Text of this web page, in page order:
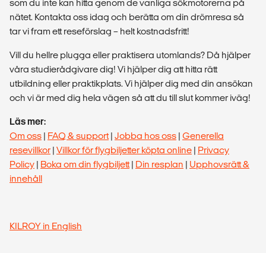
som du inte kan hitta genom de vanliga sökmotorerna på
nätet. Kontakta oss idag och berätta om din drömresa så
tar vi fram ett reseförslag – helt kostnadsfritt!
Vill du hellre plugga eller praktisera utomlands? Då hjälper
våra studierådgivare dig! Vi hjälper dig att hitta rätt
utbildning eller praktikplats. Vi hjälper dig med din ansökan
och vi är med dig hela vägen så att du till slut kommer iväg!
Läs mer:
Om oss | FAQ & support| Jobba hos oss | Generella
resevillkor | Villkor för flygbiljetter köpta online | Privacy
Policy | Boka om din flygbiljett| Din resplan | Upphovsrätt &
innehåll
KILROY in English